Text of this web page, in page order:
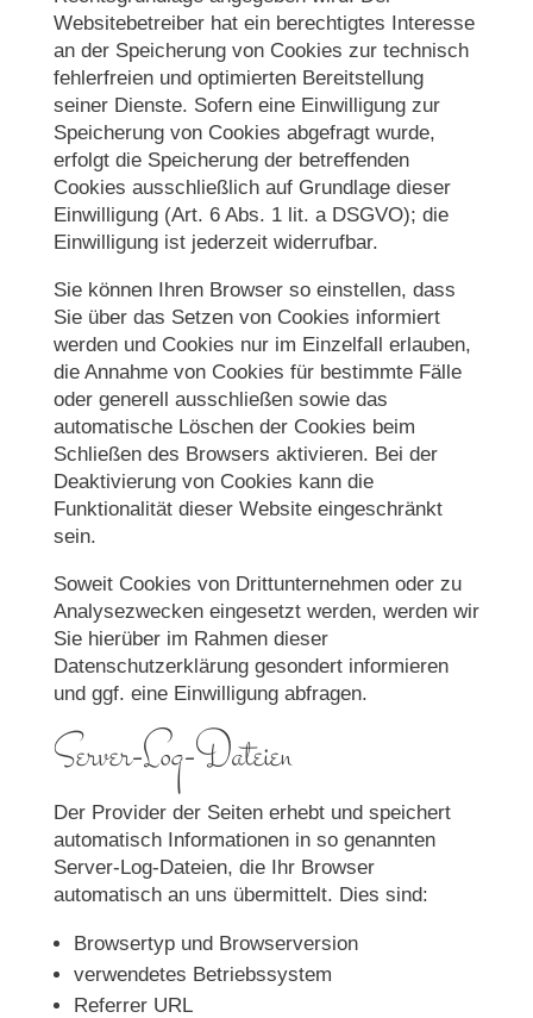
Websitebetreiber hat ein berechtigtes Interesse
an der Speicherung von Cookies zur technisch
fehlerfreien und optimierten Bereitstellung
seiner Dienste. Sofern eine Einwilligung zur
Speicherung von Cookies abgefragt wurde,
erfolgt die Speicherung der betreffenden
Cookies ausschließlich auf Grundlage dieser
Einwilligung (Art. 6 Abs. 1 lit. a DSGVO); die
Einwilligung ist jederzeit widerrufbar.
Sie können Ihren Browser so einstellen, dass
Sie über das Setzen von Cookies informiert
werden und Cookies nur im Einzelfall erlauben,
die Annahme von Cookies für bestimmte Fälle
oder generell ausschließen sowie das
automatische Löschen der Cookies beim
Schließen des Browsers aktivieren. Bei der
Deaktivierung von Cookies kann die
Funktionalität dieser Website eingeschränkt
sein.
Soweit Cookies von Drittunternehmen oder zu
Analysezwecken eingesetzt werden, werden wir
Sie hierüber im Rahmen dieser
Datenschutzerklärung gesondert informieren
und ggf. eine Einwilligung abfragen.
Server-Log-Dateien
Der Provider der Seiten erhebt und speichert
automatisch Informationen in so genannten
Server-Log-Dateien, die Ihr Browser
automatisch an uns übermittelt. Dies sind:
Browsertyp und Browserversion
verwendetes Betriebssystem
Referrer URL